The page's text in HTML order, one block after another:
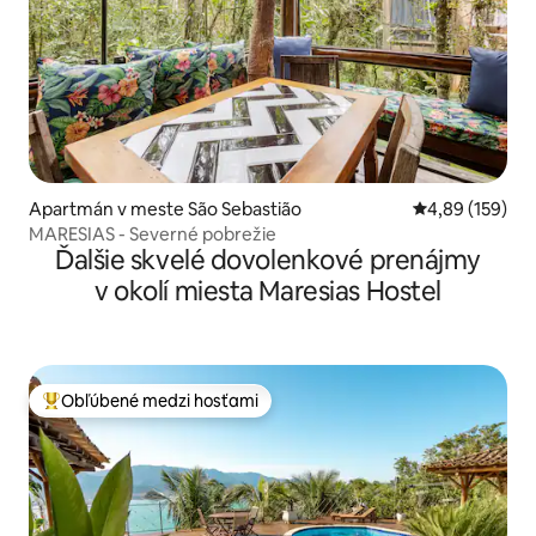
Apartmán v meste São Sebastião Priemerné
4,89 (159)
MARESIAS - Severné pobrežie
Ďalšie skvelé dovolenkové prenájmy
v okolí miesta Maresias Hostel
Najobľúbenejšie medzi hosťami
Obľúbené medzi hosťami